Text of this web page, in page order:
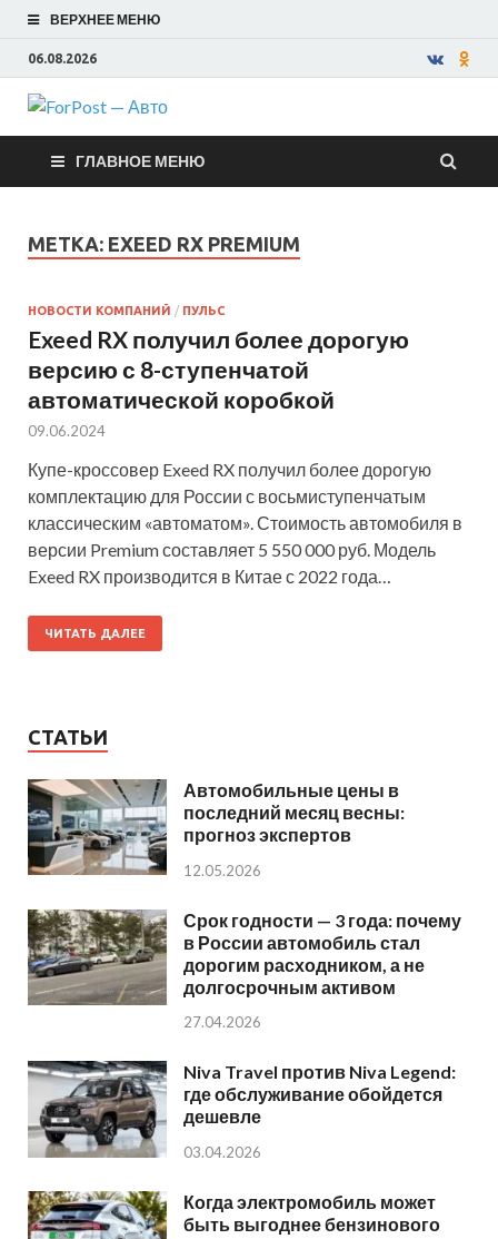
ВЕРХНЕЕ МЕНЮ
06.08.2026
ForPost —
Авто
ГЛАВНОЕ МЕНЮ
МЕТКА: EXEED RX PREMIUM
НОВОСТИ КОМПАНИЙ / ПУЛЬС
Exeed RX получил более дорогую
версию с 8-ступенчатой
автоматической коробкой
09.06.2024
Купе-кроссовер Exeed RX получил более дорогую
комплектацию для России с восьмиступенчатым
классическим «автоматом». Стоимость автомобиля в
версии Premium составляет 5 550 000 руб. Модель
Exeed RX производится в Китае с 2022 года…
ЧИТАТЬ ДАЛЕЕ
СТАТЬИ
Автомобильные цены в
последний месяц весны:
прогноз экспертов
12.05.2026
Срок годности — 3 года: почему
в России автомобиль стал
дорогим расходником, а не
долгосрочным активом
27.04.2026
Niva Travel против Niva Legend:
где обслуживание обойдется
дешевле
03.04.2026
Когда электромобиль может
быть выгоднее бензинового